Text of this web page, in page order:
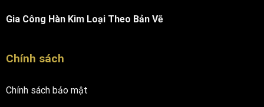
Gia Công Hàn Kim Loại Theo Bản Vẽ
Chính sách
Chính sách bảo mật